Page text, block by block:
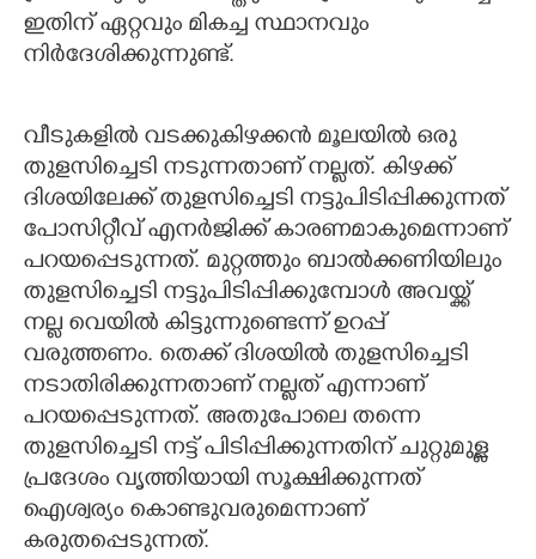
ഇതിന് ഏറ്റവും മികച്ച സ്ഥാനവും
നിര്‍ദേശിക്കുന്നുണ്ട്.
വീടുകളില്‍ വടക്കുകിഴക്കന്‍ മൂലയില്‍ ഒരു
തുളസിച്ചെടി നടുന്നതാണ് നല്ലത്. കിഴക്ക്
ദിശയിലേക്ക് തുളസിച്ചെടി നട്ടുപിടിപ്പിക്കുന്നത്
പോസിറ്റീവ് എനര്‍ജിക്ക് കാരണമാകുമെന്നാണ്
പറയപ്പെടുന്നത്. മുറ്റത്തും ബാല്‍ക്കണിയിലും
തുളസിച്ചെടി നട്ടുപിടിപ്പിക്കുമ്പോള്‍ അവയ്ക്ക്
നല്ല വെയില്‍ കിട്ടുന്നുണ്ടെന്ന് ഉറപ്പ്
വരുത്തണം. തെക്ക് ദിശയില്‍ തുളസിച്ചെടി
നടാതിരിക്കുന്നതാണ് നല്ലത് എന്നാണ്
പറയപ്പെടുന്നത്. അതുപോലെ തന്നെ
തുളസിച്ചെടി നട്ട് പിടിപ്പിക്കുന്നതിന് ചുറ്റുമുള്ള
പ്രദേശം വൃത്തിയായി സൂക്ഷിക്കുന്നത്
ഐശ്വര്യം കൊണ്ടുവരുമെന്നാണ്
കരുതപ്പെടുന്നത്.